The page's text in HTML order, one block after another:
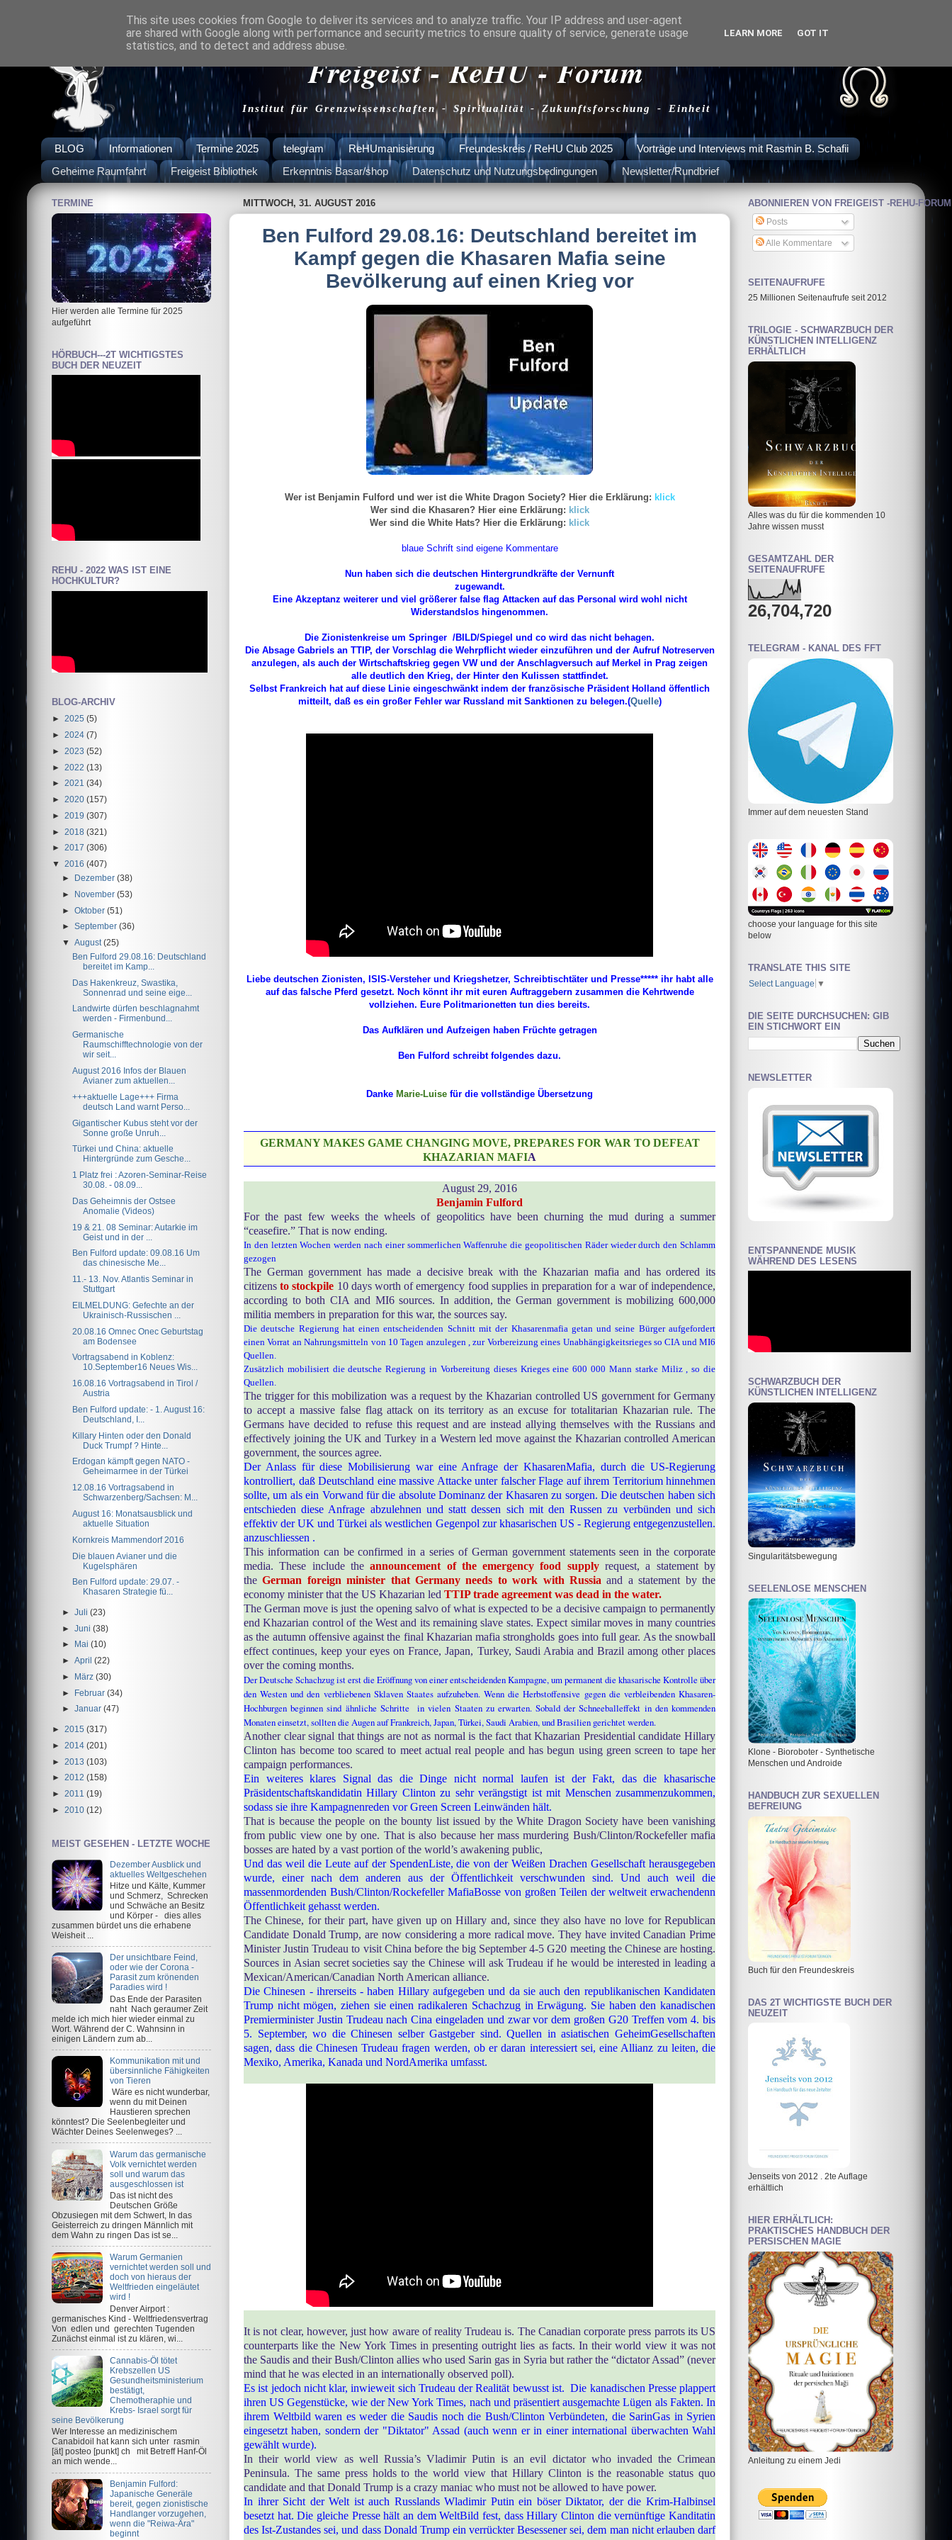
Freigeist - ReHU - Forum
Institut für Grenzwissenschaften - Spiritualität - Zukunftsforschung - Einheit
BLOG Informationen Termine 2025 telegram ReHUmanisierung Freundeskreis / ReHU Club 2025
Vorträge und Interviews mit Rasmin B. Schafii
Geheime Raumfahrt
Freigeist Bibliothek Erkenntnis Basar/shop Datenschutz und Nutzungsbedingungen Newsletter/Rundbrief
MITTWOCH, 31. AUGUST 2016
Ben Fulford 29.08.16: Deutschland bereitet im
Kampf gegen die Khasaren Mafia seine
Bevölkerung auf einen Krieg vor
Wer ist Benjamin Fulford und wer ist die White Dragon Society? Hier die Erklärung: klick
Wer sind die Khasaren? Hier eine Erklärung: klick
Wer sind die White Hats? Hier die Erklärung: klick
blaue Schrift sind eigene Kommentare
Nun haben sich die deutschen Hintergrundkräfte der Vernunft
zugewandt.
Eine Akzeptanz weiterer und viel größerer false flag Attacken auf das Personal wird wohl nicht
Widerstandslos hingenommen.
Die Zionistenkreise um Springer /BILD/Spiegel und co wird das nicht behagen.
Die Absage Gabriels an TTIP, der Vorschlag die Wehrpflicht wieder einzuführen und der Aufruf Notreserven
anzulegen, als auch der Wirtschaftskrieg gegen VW und der Anschlagversuch auf Merkel in Prag zeigen
alle deutlich den Krieg, der Hinter den Kulissen stattfindet.
Selbst Frankreich hat auf diese Linie eingeschwänkt indem der französische Präsident Holland öffentlich
mitteilt, daß es ein großer Fehler war Russland mit Sanktionen zu belegen.(Quelle)
Liebe deutschen Zionisten, ISIS-Versteher und Kriegshetzer, Schreibtischtäter und Presse***** ihr habt alle
auf das falsche Pferd gesetzt. Noch könnt ihr mit euren Auftraggebern zusammen die Kehrtwende
vollziehen. Eure Politmarionetten tun dies bereits.
Das Aufklären und Aufzeigen haben Früchte getragen
Ben Fulford schreibt folgendes dazu.
Danke Marie-Luise für die vollständige Übersetzung
GERMANY MAKES GAME CHANGING MOVE, PREPARES FOR WAR TO DEFEAT
KHAZARIAN MAFIA
August 29, 2016
Benjamin Fulford
For the past few weeks the wheels of geopolitics have been churning the mud during a summer
“ceasefire.” That is now ending.
In den letzten Wochen werden nach einer sommerlichen Waffenruhe die geopolitischen Räder wieder durch den Schlamm
gezogen
The German government has made a decisive break with the Khazarian mafia and has ordered its
citizensto stockpile 10 days worth of emergency food supplies in preparation for a war of independence,
according to both CIA and MI6 sources. In addition, the German government is mobilizing 600,000
militia members in preparation for this war, the sources say.
Die deutsche Regierung hat einen entscheidenden Schnitt mit der Khasarenmafia getan und seine Bürger aufgefordert
einen Vorrat an Nahrungsmitteln von 10 Tagen anzulegen , zur Vorbereizung eines Unabhängigkeitsrieges so CIA und MI6
Quellen.
Zusätzlich mobilisiert die deutsche Regierung in Vorbereitung dieses Krieges eine 600 000 Mann starke Miliz , so die
Quellen.
The trigger for this mobilization was a request by the Khazarian controlled US government for Germany
to accept a massive false flag attack on its territory as an excuse for totalitarian Khazarian rule. The
Germans have decided to refuse this request and are instead allying themselves with the Russians and
effectively joining the UK and Turkey in a Western led move against the Khazarian controlled American
government, the sources agree.
Der Anlass für diese Mobilisierung war eine Anfrage der KhasarenMafia, durch die US-Regierung
kontrolliert, daß Deutschland eine massive Attacke unter falscher Flage auf ihrem Territorium hinnehmen
sollte, um als ein Vorwand für die absolute Dominanz der Khasaren zu sorgen. Die deutschen haben sich
entschieden diese Anfrage abzulehnen und statt dessen sich mit den Russen zu verbünden und sich
effektiv der UK und Türkei als westlichen Gegenpol zur khasarischen US - Regierung entgegenzustellen.
anzuschliessen .
This information can be confirmed in a series of German government statements seen in the corporate
media. These include theannouncement of the emergency food supplyrequest, a statement by
theGerman foreign minister that Germany needs to work with Russiaand a statement by the
economy minister that the US Khazarian led TTIP trade agreement was dead in the water.
The German move is just the opening salvo of what is expected to be a decisive campaign to permanently
end Khazarian control of the West and its remaining slave states. Expect similar moves in many countries
as the autumn offensive against the final Khazarian mafia strongholds goes into full gear. As the snowball
effect continues, keep your eyes on France, Japan, Turkey, Saudi Arabia and Brazil among other places
over the coming months.
Der Deutsche Schachzug ist erst die Eröffnung von einer entscheidenden Kampagne, um permanent die khasarische Kontrolle über
den Westen und den verbliebenen Sklaven Staates aufzuheben. Wenn die Herbstoffensive gegen die verbleibenden Khasaren-
Hochburgen beginnen sind ähnliche Schritte in vielen Staaten zu erwarten. Sobald der Schneeballeffekt in den kommenden
Monaten einsetzt, sollten die Augen auf Frankreich, Japan, Türkei, Saudi Arabien, und Brasilien gerichtet werden.
Another clear signal that things are not as normal is the fact that Khazarian Presidential candidate Hillary
Clinton has become too scared to meet actual real people and has begun using green screen to tape her
campaign performances.
Ein weiteres klares Signal das die Dinge nicht normal laufen ist der Fakt, das die khasarische
Präsidentschaftskandidatin Hillary Clinton zu sehr verängstigt ist mit Menschen zusammenzukommen,
sodass sie ihre Kampagnenreden vor Green Screen Leinwänden hält.
That is because the people on the bounty list issued by the White Dragon Society have been vanishing
from public view one by one. That is also because her mass murdering Bush/Clinton/Rockefeller mafia
bosses are hated by a vast portion of the world’s awakening public,
Und das weil die Leute auf der SpendenListe, die von der Weißen Drachen Gesellschaft herausgegeben
wurde, einer nach dem anderen aus der Öffentlichkeit verschwunden sind. Und auch weil die
massenmordenden Bush/Clinton/Rockefeller MafiaBosse von großen Teilen der weltweit erwachendenn
Öffentlichkeit gehasst werden.
The Chinese, for their part, have given up on Hillary and, since they also have no love for Republican
Candidate Donald Trump, are now considering a more radical move. They have invited Canadian Prime
Minister Justin Trudeau to visit China before the big September 4-5 G20 meeting the Chinese are hosting.
Sources in Asian secret societies say the Chinese will ask Trudeau if he would be interested in leading a
Mexican/American/Canadian North American alliance.
Die Chinesen - ihrerseits - haben Hillary aufgegeben und da sie auch den republikanischen Kandidaten
Trump nicht mögen, ziehen sie einen radikaleren Schachzug in Erwägung. Sie haben den kanadischen
Premierminister Justin Trudeau nach Cina eingeladen und zwar vor dem großen G20 Treffen vom 4. bis
5. September, wo die Chinesen selber Gastgeber sind. Quellen in asiatischen GeheimGesellschaften
sagen, dass die Chinesen Trudeau fragen werden, ob er daran interessiert sei, eine Allianz zu leiten, die
Mexiko, Amerika, Kanada und NordAmerika umfasst.
It is not clear, however, just how aware of reality Trudeau is. The Canadian corporate press parrots its US
counterparts like the New York Times in presenting outright lies as facts. In their world view it was not
the Saudis and their Bush/Clinton allies who used Sarin gas in Syria but rather the “dictator Assad” (never
mind that he was elected in an internationally observed poll).
Es ist jedoch nicht klar, inwieweit sich Trudeau der Realität bewusst ist. Die kanadischen Presse plappert
ihren US Gegenstücke, wie der New York Times, nach und präsentiert ausgemachte Lügen als Fakten. In
ihrem Weltbild waren es weder die Saudis noch die Bush/Clinton Verbündeten, die SarinGas in Syrien
eingesetzt haben, sondern der "Diktator" Assad (auch wenn er in einer international überwachten Wahl
gewählt wurde).
In their world view as well Russia’s Vladimir Putin is an evil dictator who invaded the Crimean
Peninsula. The same press holds to the world view that Hillary Clinton is the reasonable status quo
candidate and that Donald Trump is a crazy maniac who must not be allowed to have power.
In ihrer Sicht der Welt ist auch Russlands Wladimir Putin ein böser Diktator, der die Krim-Halbinsel
besetzt hat. Die gleiche Presse hält an dem WeltBild fest, dass Hillary Clinton die vernünftige Kanditatin
des Ist-Zustandes sei, und dass Donald Trump ein verrückter Besessener sei, dem man nicht erlauben darf
TERMINE
Hier werden alle Termine für 2025
aufgeführt
HÖRBUCH---2T WICHTIGSTES
BUCH DER NEUZEIT
REHU - 2022 WAS IST EINE
HOCHKULTUR?
BLOG-ARCHIV
► 2025 (5)
► 2024 (7)
► 2023 (52)
► 2022 (13)
► 2021 (34)
► 2020 (157)
► 2019 (307)
► 2018 (321)
► 2017 (306)
▼ 2016 (407)
► Dezember(38)
► November(53)
►Oktober(51)
►September(36)
▼August(25)
Ben Fulford 29.08.16: Deutschland
bereitet im Kamp...
Das Hakenkreuz, Swastika,
Sonnenrad und seine eige...
Landwirte dürfen beschlagnahmt
werden - Firmenbund...
Germanische
Raumschifftechnologie von der
wir seit...
August 2016 Infos der Blauen
Avianer zum aktuellen...
+++aktuelle Lage+++ Firma
deutsch Land warnt Perso...
Gigantischer Kubus steht vor der
Sonne große Unruh...
Türkei und China: aktuelle
Hintergründe zum Gesche...
1 Platz frei : Azoren-Seminar-Reise
30.08. - 08.09...
Das Geheimnis der Ostsee
Anomalie (Videos)
19 & 21. 08 Seminar: Autarkie im
Geist und in der ...
Ben Fulford update: 09.08.16 Um
das chinesische Me...
11.- 13. Nov. Atlantis Seminar in
Stuttgart
EILMELDUNG: Gefechte an der
Ukrainisch-Russischen ...
20.08.16 Omnec Onec Geburtstag
am Bodensee
Vortragsabend in Koblenz:
10.September16 Neues Wis...
16.08.16 Vortragsabend in Tirol /
Austria
Ben Fulford update: - 1. August 16:
Deutschland, I...
Killary Hinten oder den Donald
Duck Trumpf ? Hinte...
Erdogan kämpft gegen NATO -
Geheimarmee in der Türkei
12.08.16 Vortragsabend in
Schwarzenberg/Sachsen: M...
August 16: Monatsausblick und
aktuelle Situation
Kornkreis Mammendorf 2016
Die blauen Avianer und die
Kugelsphären
Ben Fulford update: 29.07. -
Khasaren Strategie fü...
►Juli(23)
►Juni(38)
►
Mai(10)
►April(22)
► März(30)
► Februar(34)
►Januar(47)
► 2015 (317)
► 2014 (201)
► 2013 (103)
► 2012 (158)
► 2011 (19)
► 2010 (12)
MEIST GESEHEN - LETZTE WOCHE
Dezember Ausblick und
aktuelles Weltgeschehen
Hitze und Kälte, Kummer
und Schmerz, Schrecken
und Schwäche an Besitz
und Körper - dies alles
zusammen bürdet uns die erhabene
Weisheit ...
Der unsichtbare Feind,
oder wie der Corona -
Parasit zum krönenden
Paradies wird !
Das Ende der Parasiten
naht Nach geraumer Zeit
melde ich mich hier wieder einmal zu
Wort. Während der C. Wahnsinn in
einigen Ländern zum ab...
Kommunikation mit und
übersinnliche Fähigkeiten
von Tieren
Wäre es nicht wunderbar,
wenn du mit Deinen
Haustieren sprechen
könntest? Die Seelenbegleiter und
Wächter Deines Seelenweges? ...
Warum das germanische
Volk vernichtet werden
soll und warum das
ausgeschlossen ist
Das ist nicht des
Deutschen Größe
Obzusiegen mit dem Schwert, In das
Geisterreich zu dringen Männlich mit
dem Wahn zu ringen Das ist se...
Warum Germanien
vernichtet werden soll und
doch von hieraus der
Weltfrieden eingeläutet
wird !
Denver Airport :
germanisches Kind - Weltfriedensvertrag
Von edlen und gerechten Tugenden
Zunächst einmal ist zu klären, wi...
Cannabis-Öl tötet
Krebszellen US
Gesundheitsministerium
bestätigt,
Chemotheraphie und
Krebs- Israel sorgt für
seine Bevölkerung
Wer Interesse an medizinischem
Canabidoil hat kann sich unter rasmin
[ät] posteo [punkt] ch mit Betreff Hanf-Öl
an mich wende...
Benjamin Fulford:
Japanische Generäle
bereit, gegen zionistische
Handlanger vorzugehen,
wenn die "Reiwa-Ära"
beginnt
ABONNIEREN VON FREIGEIST -REHU-FORUM
Posts
Alle Kommentare
SEITENAUFRUFE
25 Millionen Seitenaufrufe seit 2012
TRILOGIE - SCHWARZBUCH DER
KÜNSTLICHEN INTELLIGENZ
ERHÄLTLICH
Alles was du für die kommenden 10
Jahre wissen musst
GESAMTZAHL DER
SEITENAUFRUFE
26,704,720
TELEGRAM - KANAL DES FFT
Immer auf dem neuesten Stand
choose your language for this site
below
TRANSLATE THIS SITE
Select Language ▼
DIE SEITE DURCHSUCHEN: GIB
EIN STICHWORT EIN
NEWSLETTER
ENTSPANNENDE MUSIK
WÄHREND DES LESENS
SCHWARZBUCH DER
KÜNSTLICHEN INTELLIGENZ
Singularitätsbewegung
SEELENLOSE MENSCHEN
Klone - Bioroboter - Synthetische
Menschen und Androide
HANDBUCH ZUR SEXUELLEN
BEFREIUNG
Buch für den Freundeskreis
DAS 2T WICHTIGSTE BUCH DER
NEUZEIT
Jenseits von 2012 . 2te Auflage
erhältlich
HIER ERHÄLTLICH:
PRAKTISCHES HANDBUCH DER
PERSISCHEN MAGIE
Anleitung zu einem Jedi
This site uses cookies from Google to deliver its services and to analyze traffic. Your IP address and user-agent
are shared with Google along with performance and security metrics to ensure quality of service, generate usage
statistics, and to detect and address abuse.
LEARN MORE GOT IT